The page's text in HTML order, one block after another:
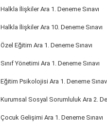
Halkla İlişkiler Ara 1. Deneme Sınavı
Halkla İlişkiler Ara 10. Deneme Sınavı
Özel Eğitim Ara 1. Deneme Sınavı
Sınıf Yönetimi Ara 1. Deneme Sınavı
Eğitim Psikolojisi Ara 1. Deneme
Kurumsal Sosyal Sorumluluk Ara 2.
Çocuk Gelişimi Ara 1. Deneme Sınavı